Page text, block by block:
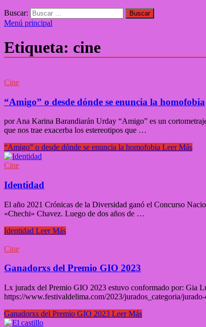
Buscar:
Menú principal
Etiqueta: cine
Cine
“Amigo” o desde dónde se enuncia la homofobia
por Ana Karina Barandiarán Urday “Amigo” es un
que nos trae exacerba los estereotipos que …
“Amigo” o desde dónde se enuncia la homofobia Leer Más
Cine
Identidad
El año 2021 Crónicas de la Diversidad ganó el Concurso
«Chechi» Chavez. Luego de dos años de …
Identidad Leer Más
Cine
Ganadorxs del Premio GIO 2023
Lx juradx del Premio GIO 2023 estuvo conformado por: Gia
https://www.festivaldelima.com/2023/jurados_categoria/
Ganadorxs del Premio GIO 2023 Leer Más